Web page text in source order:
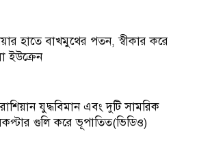
হাতে বাখমুথের পতন, স্বীকার করে
ইউক্রেন
যুদ্ধবিমান এবং দুটি সামরিক
গুলি করে ভূপাতিত(ভিডিও)